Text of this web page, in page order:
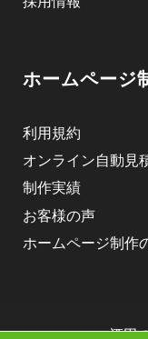
ホームページ
利用規約
オンライン自動見
制作実績
お客様の声
ホームページ制作
酒田